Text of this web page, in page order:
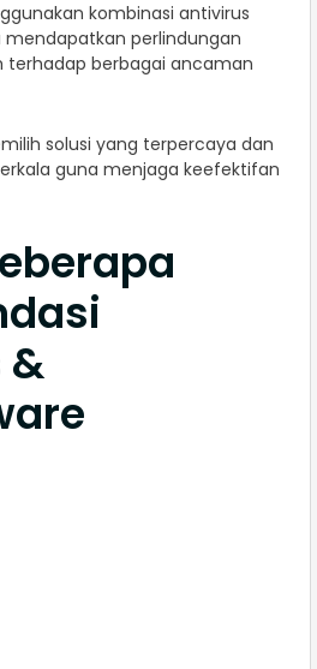
kombinasi antivirus
perlindungan
terhadap berbagai ancaman
solusi yang terpercaya dan
guna menjaga keefektifan
&